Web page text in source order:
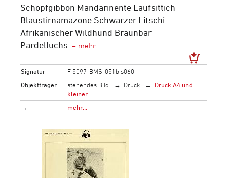
Schopfgibbon Mandarinente Laufsittich
Blaustirnamazone Schwarzer Litschi
Afrikanischer Wildhund Braunbär
Pardelluchs
Signatur
F 5097-BMS-051bis060
Objektträger
stehendes Bild Druck
Druck A4 und
kleiner
→
mehr…